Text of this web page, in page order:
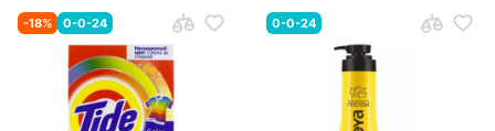
-18% 0-0-24 0-0-24